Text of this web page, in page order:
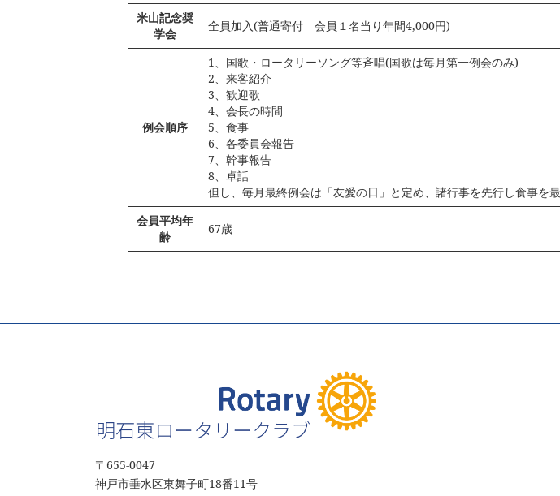
米山記念奨
学会
全員加入(普通寄付 会員１名当り年間4,000円)
例会順序
1、国歌・ロータリーソング等斉唱(国歌は毎月第一例会のみ)
2、来客紹介
3、歓迎歌
4、会長の時間
5、食事
6、各委員会報告
7、幹事報告
8、卓話
但し、毎月最終例会は「友愛の日」と定め、諸行事を先行し食事を最
会員平均年
齢
67歳
〒655‐0047
神戸市垂水区東舞子町18番11号